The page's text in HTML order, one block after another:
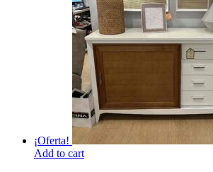
¡Oferta!
Add to cart